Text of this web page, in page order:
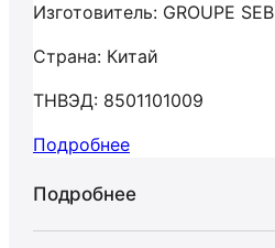
Изготовитель: GROUPE SEB
Страна: Китай
ТНВЭД: 8501101009
Подробнее
Подробнее